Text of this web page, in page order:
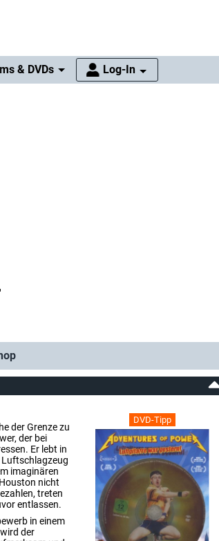
& DVDs Log-In
DVD-Tipp
der Grenze zu
der bei
Er lebt in
Luftschlagzeug
imaginären
nicht
treten
entlassen.
in einem
der